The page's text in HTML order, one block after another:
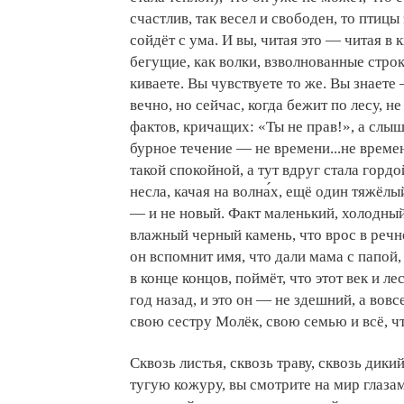
счастлив, так весел и свободен, то
сойдёт с ума. И вы, читая это — читая в
бегущие, как волки, взволнованные
киваете. Вы чувствуете то же. Вы
вечно, но сейчас, когда бежит по лесу,
фактов, кричащих: «Ты не прав!», а
бурное течение — не времени...не
такой спокойной, а тут вдруг стала
несла, качая на волна́х, ещё один
— и не новый. Факт маленький,
влажный черный камень, что врос в
он вспомнит имя, что дали мама с
в конце концов, поймёт, что этот век и
год назад, и это он — не здешний, а
свою сестру Молёк, свою семью и всё,
Сквозь листья, сквозь траву, сквозь
тугую кожуру, вы смотрите на мир